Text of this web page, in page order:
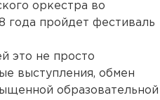
оркестра во
пройдет фестиваль
это не просто
выступления, обмен
образовательной